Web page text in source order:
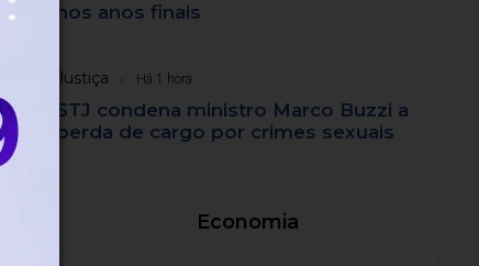
nos anos finais
Justiça Há 1 hora
STJ condena ministro Marco Buzzi a
perda de cargo por crimes sexuais
Economia